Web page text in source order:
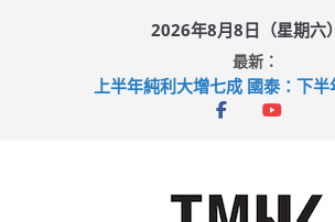
2026年8月8日（星期六）
最新：
上半年純利大增七成 國泰：下
拜仁熱身賽挫維拉 啟德主場